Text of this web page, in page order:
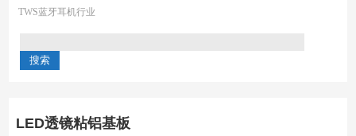
TWS蓝牙耳机行业
LED透镜粘铝基板